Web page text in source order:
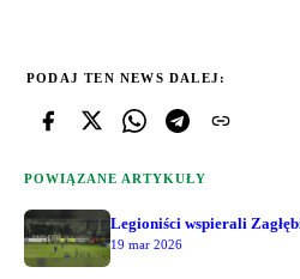
PODAJ TEN NEWS DALEJ:
POWIĄZANE ARTYKUŁY
Legioniści wspierali
19 mar 2026